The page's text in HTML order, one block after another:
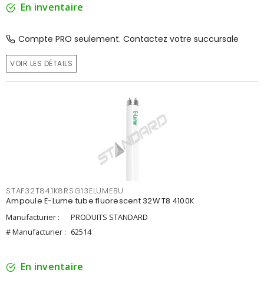
En inventaire
Compte PRO seulement. Contactez votre succursale
VOIR LES DÉTAILS
STAF32T841K8RSG13ELUMEBU
Ampoule E-Lume tube fluorescent 32W T8 4100K
Manufacturier :
PRODUITS STANDARD
# Manufacturier : 62514
En inventaire